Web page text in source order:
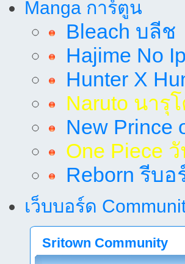
Manga การ์ตูน
Bleach บลีช
Hajime No
Hunter X
Naruto นารุ
New Prince
One Piece
Reborn รีบอ
เว็บบอร์ด
Sritown Community